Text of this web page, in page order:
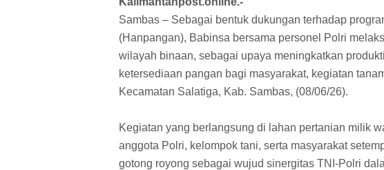
Sambas – Sebagai bentuk dukungan terhadap
(Hanpangan), Babinsa bersama personel Polri
wilayah binaan, sebagai upaya meningkatkan
ketersediaan pangan bagi masyarakat, kegiatan
Kecamatan Salatiga, Kab. Sambas, (08/06/26).
Kegiatan yang berlangsung di lahan pertanian milik
anggota Polri, kelompok tani, serta masyarakat
gotong royong sebagai wujud sinergitas TNI-Polri